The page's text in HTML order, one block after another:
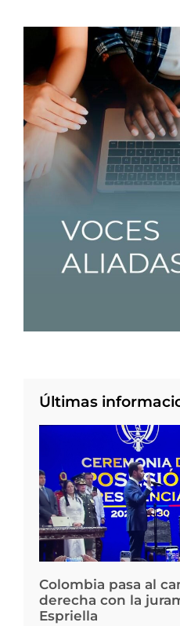
Últimas
Colombia pasa al
derecha con la
Espriella